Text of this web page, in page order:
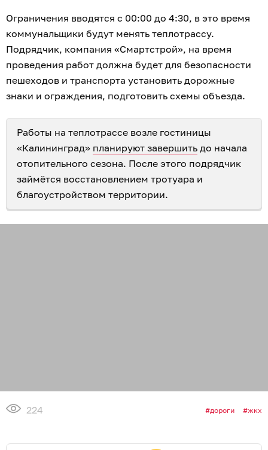
Ограничения вводятся с 00:00 до 4:30, в это время
коммунальщики будут менять теплотрассу.
Подрядчик, компания «Смартстрой», на время
проведения работ должна будет для безопасности
пешеходов и транспорта установить дорожные
знаки и ограждения, подготовить схемы объезда.
Работы на теплотрассе возле гостиницы
«Калининград» планируют завершить до начала
отопительного сезона. После этого подрядчик
займётся восстановлением тротуара и
благоустройством территории.
224 дороги жкх